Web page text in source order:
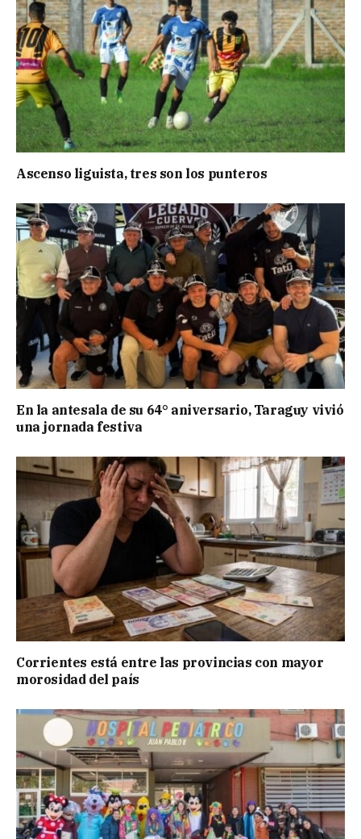
Ascenso liguista, tres son los punteros
En la antesala de su 64° aniversario, Taraguy vivió
una jornada festiva
Corrientes está entre las provincias con mayor
morosidad del país